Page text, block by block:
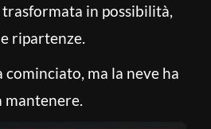
in possibilità,
ripartenze.
cominciato, ma la neve ha
mantenere.